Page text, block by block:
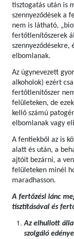
tisztogatás után is
szennyeződések a
nem is látható,
fertőtlenítőszerek
elbomlanak.
Az úgynevezett
alkoholok) ezért
fertőtlenítőszer
felületeken, de
kellő számú
elbomlanak vagy
A fentiekből az is
alatt és után, a
ajtóit bezárni, a
felületeken minél
maradhasson.
A fertőzési lánc
tisztításával és
Az elhullott
szolgáló